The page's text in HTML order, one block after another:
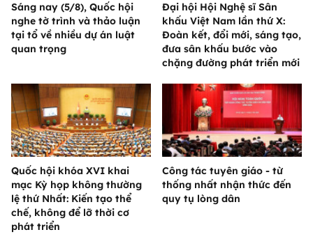
Sáng nay (5/8), Quốc hội
nghe tờ trình và thảo luận
tại tổ về nhiều dự án luật
quan trọng
Đại hội Hội Nghệ sĩ Sân
khấu Việt Nam lần thứ X:
Đoàn kết, đổi mới, sáng tạo,
đưa sân khấu bước vào
chặng đường phát triển mới
Quốc hội khóa XVI khai
mạc Kỳ họp không thường
lệ thứ Nhất: Kiến tạo thể
chế, không để lỡ thời cơ
phát triển
Công tác tuyên giáo - từ
thống nhất nhận thức đến
quy tụ lòng dân